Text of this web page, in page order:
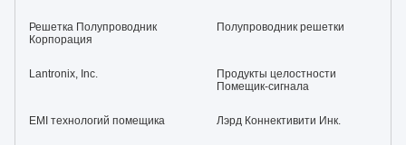
Решетка Полупроводник
Корпорация
Полупроводник решетки
Lantronix, Inc.
Продукты целостности
Помещик-сигнала
EMI технологий помещика Лэрд Коннективити Инк.